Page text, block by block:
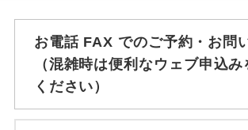
お電話 FAX でのご予約・お問
（混雑時は便利なウェブ申込み
ください）